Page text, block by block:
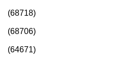
(68718)
(68706)
(64671)